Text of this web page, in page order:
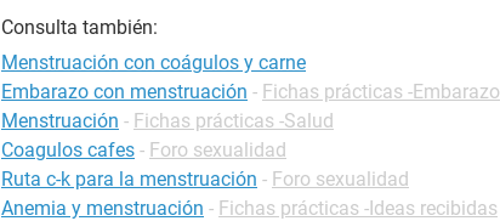
Consulta también:
Menstruación con coágulos y carne
Embarazo con menstruación - Fichas prácticas -Embarazo
Menstruación - Fichas prácticas -Salud
Coagulos cafes - Foro sexualidad
Ruta c-k para la menstruación - Foro sexualidad
Anemia y menstruación - Fichas prácticas -Ideas recibidas